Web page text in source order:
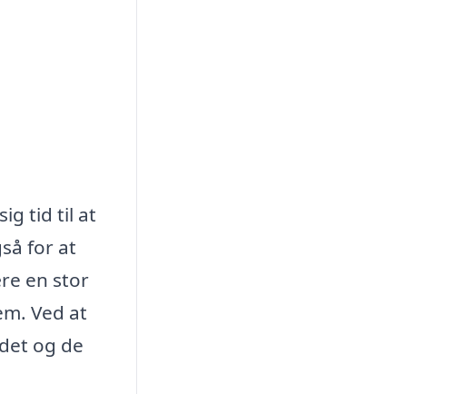
tid til at
for at
en stor
Ved at
og de